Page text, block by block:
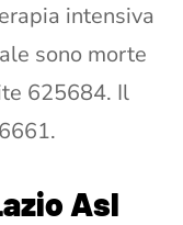
intensiva
sono morte
625684. Il
Asl